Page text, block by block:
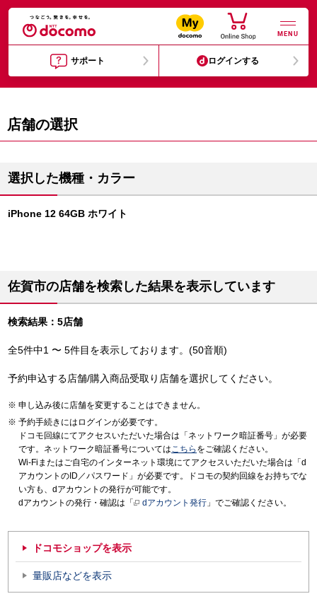
MENU
サポート ログインする
店舗の選択
選択した機種・カラー
iPhone 12 64GB ホワイト
佐賀市の店舗を検索した結果を表示しています
検索結果：5店舗
全5件中1 〜 5件目を表示しております。(50音順)
予約申込する店舗/購入商品受取り店舗を選択してください。
申し込み後に店舗を変更することはできません。
予約手続きにはログインが必要です。
ドコモ回線にてアクセスいただいた場合は「ネットワーク暗証番号」が必要
です。ネットワーク暗証番号についてはこちら をご確認ください。
Wi-Fiまたはご自宅のインターネット環境にてアクセスいただいた場合は「d
アカウントのID／パスワード」が必要です。ドコモの契約回線をお持ちでな
い方も、dアカウントの発行が可能です。
dアカウントの発行・確認は「
dアカウント発行 」でご確認ください。
ドコモショップを表示
量販店などを表示